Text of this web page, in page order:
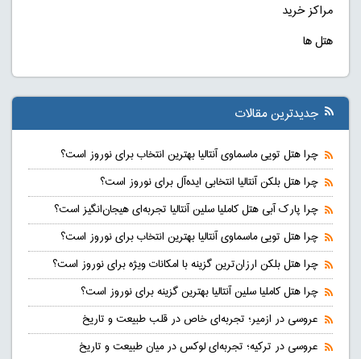
مراکز خرید
هتل ها
جدیدترین مقالات
چرا هتل تویی ماسماوی آنتالیا بهترین انتخاب برای نوروز است؟
چرا هتل بلکن آنتالیا انتخابی ایده‌آل برای نوروز است؟
چرا پارک آبی هتل کاملیا سلین آنتالیا تجربه‌ای هیجان‌انگیز است؟
چرا هتل تویی ماسماوی آنتالیا بهترین انتخاب برای نوروز است؟
چرا هتل بلکن ارزان‌ترین گزینه با امکانات ویژه برای نوروز است؟
چرا هتل کاملیا سلین آنتالیا بهترین گزینه برای نوروز است؟
عروسی در ازمیر؛ تجربه‌ای خاص در قلب طبیعت و تاریخ
عروسی در ترکیه؛ تجربه‌ای لوکس در میان طبیعت و تاریخ